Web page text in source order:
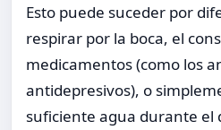
Esto puede suceder por
respirar por la boca, el
medicamentos (como los
antidepresivos), o
suficiente agua durante el